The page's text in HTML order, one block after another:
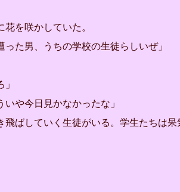
を咲かしていた。
った男、うちの学校の生徒らしいぜ」
や今日見かなかったな」
ばしていく生徒がいる。学生たちは呆